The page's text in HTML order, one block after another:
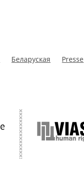
Беларуская Presse